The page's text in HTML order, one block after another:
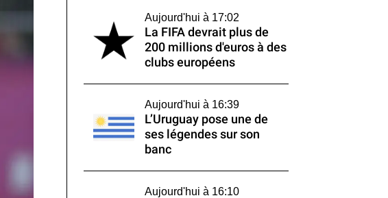
Aujourd'hui à 17:02
La FIFA devrait plus de
200 millions d'euros à des
clubs européens
Aujourd'hui à 16:39
L’Uruguay pose une de
ses légendes sur son
banc
Aujourd'hui à 16:10